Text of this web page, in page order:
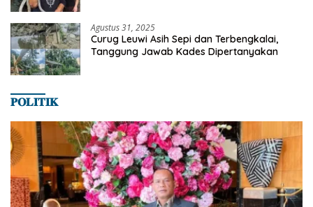
Agustus 31, 2025
Curug Leuwi Asih Sepi dan Terbengkalai,
Tanggung Jawab Kades Dipertanyakan
𝐏𝐎𝐋𝐈𝐓𝐈𝐊